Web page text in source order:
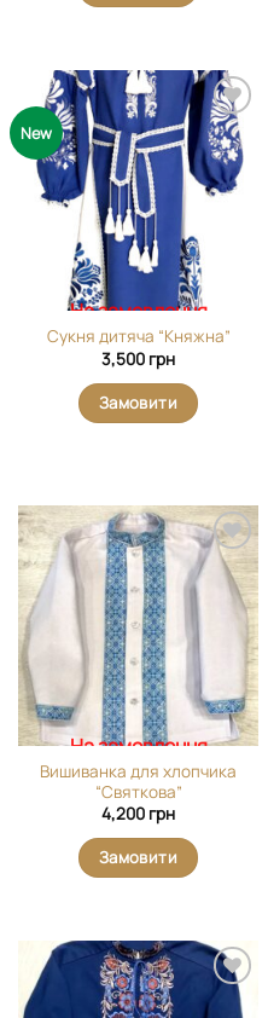
New
Додати
виріб у
вибране
На замовлення
Сукня дитяча “Княжна”
3,500 грн
Замовити
Додати
виріб у
вибране
На замовлення
Вишиванка для хлопчика
“Святкова”
4,200 грн
Замовити
Додати